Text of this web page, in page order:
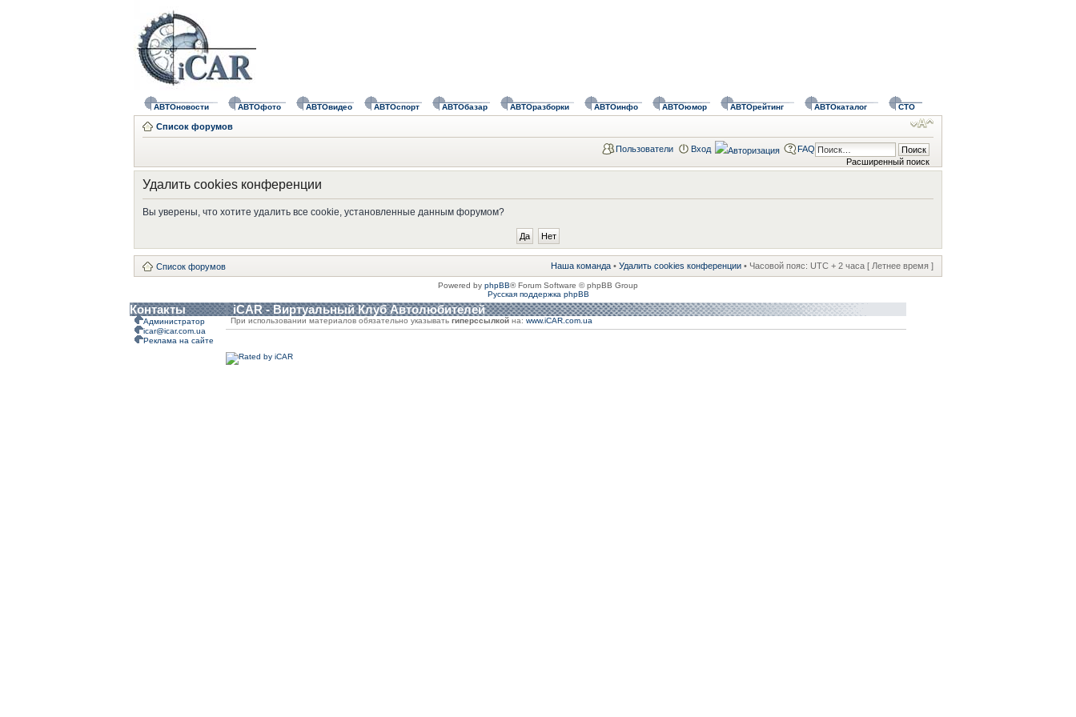
АВТОновости АВТОфото АВТОвидео АВТОспорт АВТОбазар АВТОразборки АВТОинфо АВТОюмор АВТОрейтинг АВТОкаталог СТО
Список форумов
Расширенный поиск
Пользователи Вход FAQ
Удалить cookies конференции
Вы уверены, что хотите удалить все cookie, установленные данным форумом?
Список форумов Наша команда • Удалить cookies конференции • Часовой пояс: UTC + 2 часа [ Летнее время ]
Powered by phpBB® Forum Software © phpBB Group
Русская поддержка phpBB
Контакты iCAR - Виртуальный Клуб Автолюбителей
Администратор
icar@icar.com.ua
Реклама на сайте
При использовании материалов обязательно указывать гиперссылкой на: www.iCAR.com.ua